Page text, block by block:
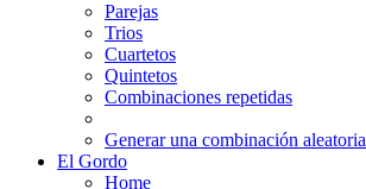
Parejas
Trios
Cuartetos
Quintetos
Combinaciones repetidas
Generar una combinación aleatoria
El Gordo
Home